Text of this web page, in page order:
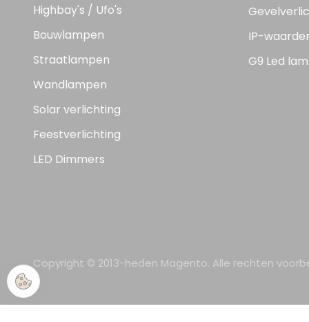
Highbay's / Ufo's
Bouwlampen
Straatlampen
Wandlampen
Solar verlichting
Feestverlichting
LED Dimmers
IP-
G9 Led
Copyright © 2013-heden Magento. Alle rechten